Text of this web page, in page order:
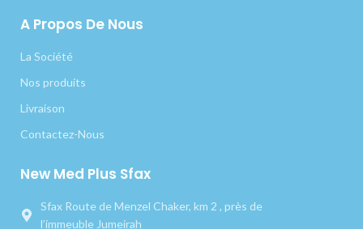
A Propos De Nous
La Société
Nos produits
Livraison
Contactez-Nous
New Med Plus Sfax
Sfax Route de Menzel Chaker, km 2 , près de
l’immeuble Jumeirah